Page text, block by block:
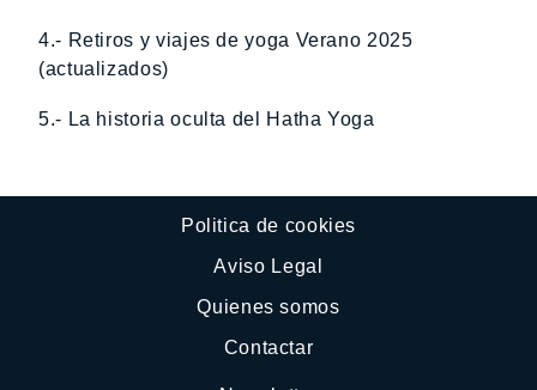
4.- Retiros y viajes de yoga Verano 2025
(actualizados)
5.- La historia oculta del Hatha Yoga
Politica de cookies
Aviso Legal
Quienes somos
Contactar